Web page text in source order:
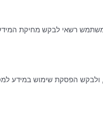
רשאי לבקש מחיקת
ולבקש הפסקת שימוש במידע